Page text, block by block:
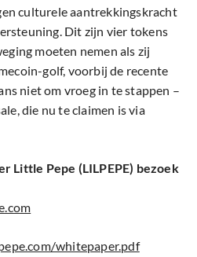
culturele aantrekkingskracht
Dit zijn vier tokens
moeten nemen als zij
golf, voorbij de recente
niet om vroeg in te stappen –
die nu te claimen is via
Little Pepe (LILPEPE) bezoek
whitepaper.pdf